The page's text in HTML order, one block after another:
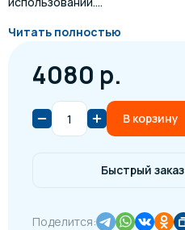
Читать полностью
4080 р.
В корзину
Быстрый заказ
Поделится: